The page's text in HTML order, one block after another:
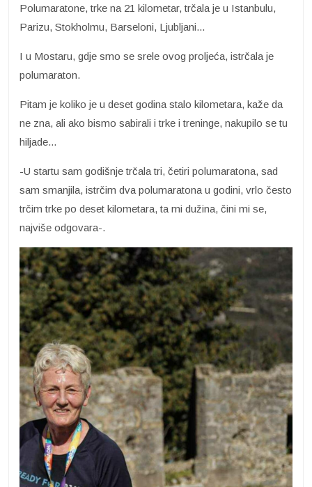
Polumaratone, trke na 21 kilometar, trčala je u Istanbulu,
Parizu, Stokholmu, Barseloni, Ljubljani...
I u Mostaru, gdje smo se srele ovog proljeća, istrčala je
polumaraton.
Pitam je koliko je u deset godina stalo kilometara, kaže da
ne zna, ali ako bismo sabirali i trke i treninge, nakupilo se tu
hiljade...
-U startu sam godišnje trčala tri, četiri polumaratona, sad
sam smanjila, istrčim dva polumaratona u godini, vrlo često
trčim trke po deset kilometara, ta mi dužina, čini mi se,
najviše odgovara-.